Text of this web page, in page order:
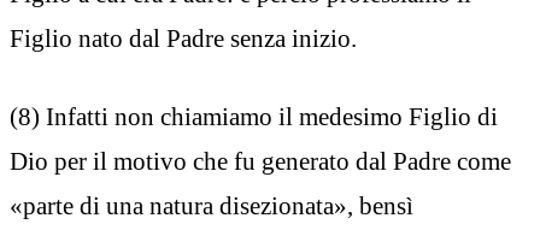
Figlio nato dal Padre senza inizio.
(8) Infatti non chiamiamo il medesimo Figlio di
Dio per il motivo che fu generato dal Padre come
«parte di una natura disezionata», bensì